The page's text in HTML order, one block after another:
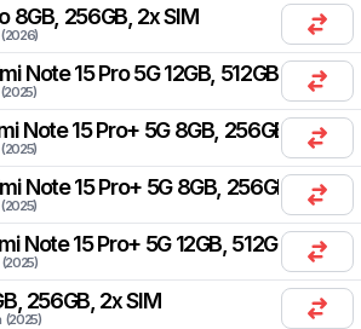
8GB, 256GB, 2x SIM
(2026)
Note 15 Pro 5G 12GB, 512GB, 2x SIM
(2025)
Note 15 Pro+ 5G 8GB, 256GB, 2x SIM
(2025)
Note 15 Pro+ 5G 8GB, 256GB, 1x
(2025)
Note 15 Pro+ 5G 12GB, 512GB, 2x SIM
(2025)
256GB, 2x SIM
(2025)